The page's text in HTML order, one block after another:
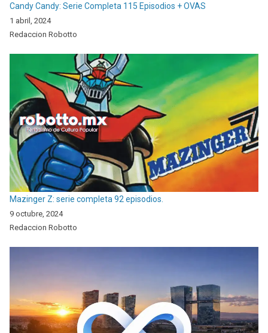
Candy Candy: Serie Completa 115 Episodios + OVAS
1 abril, 2024
Redaccion Robotto
Mazinger Z: serie completa 92 episodios.
9 octubre, 2024
Redaccion Robotto